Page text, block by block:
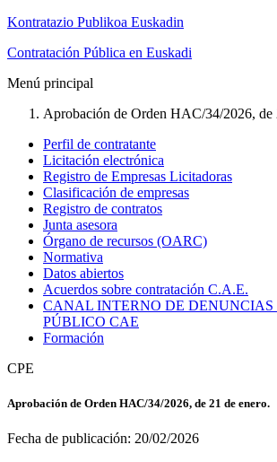
Kontratazio Publikoa Euskadin
Contratación Pública en Euskadi
Menú principal
Aprobación de Orden HAC/34/2026, de
Perfil de contratante
Licitación electrónica
Registro de Empresas Licitadoras
Clasificación de empresas
Registro de contratos
Junta asesora
Órgano de recursos (OARC)
Normativa
Datos abiertos
Acuerdos sobre contratación C.A.E.
CANAL INTERNO DE DENUNCIAS
PÚBLICO CAE
Formación
CPE
Aprobación de Orden HAC/34/2026, de 21 de enero.
Fecha de publicación: 20/02/2026